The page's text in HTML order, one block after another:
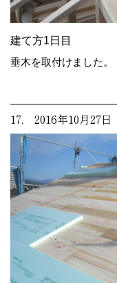
建て方1日目
垂木を取付けました。
17. 2016年10月27日